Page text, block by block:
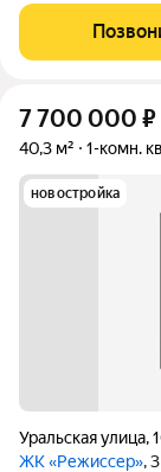
тематические
7 700 000 ₽
40,3 м² 1-комн.
новостройка
Уральская улица,
ЖК «Режиссер»,